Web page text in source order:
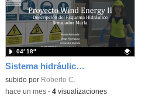
Sistema hidráulico aerogenerador
Contenido educativo.
subido por Roberto C.
04′ 18″
-hace un mes- 4visualizaciones